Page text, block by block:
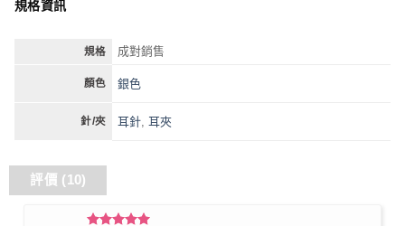
規格資訊
規格 成對銷售
顏色 銀色
針/夾 耳針 耳夾
評價 (10)